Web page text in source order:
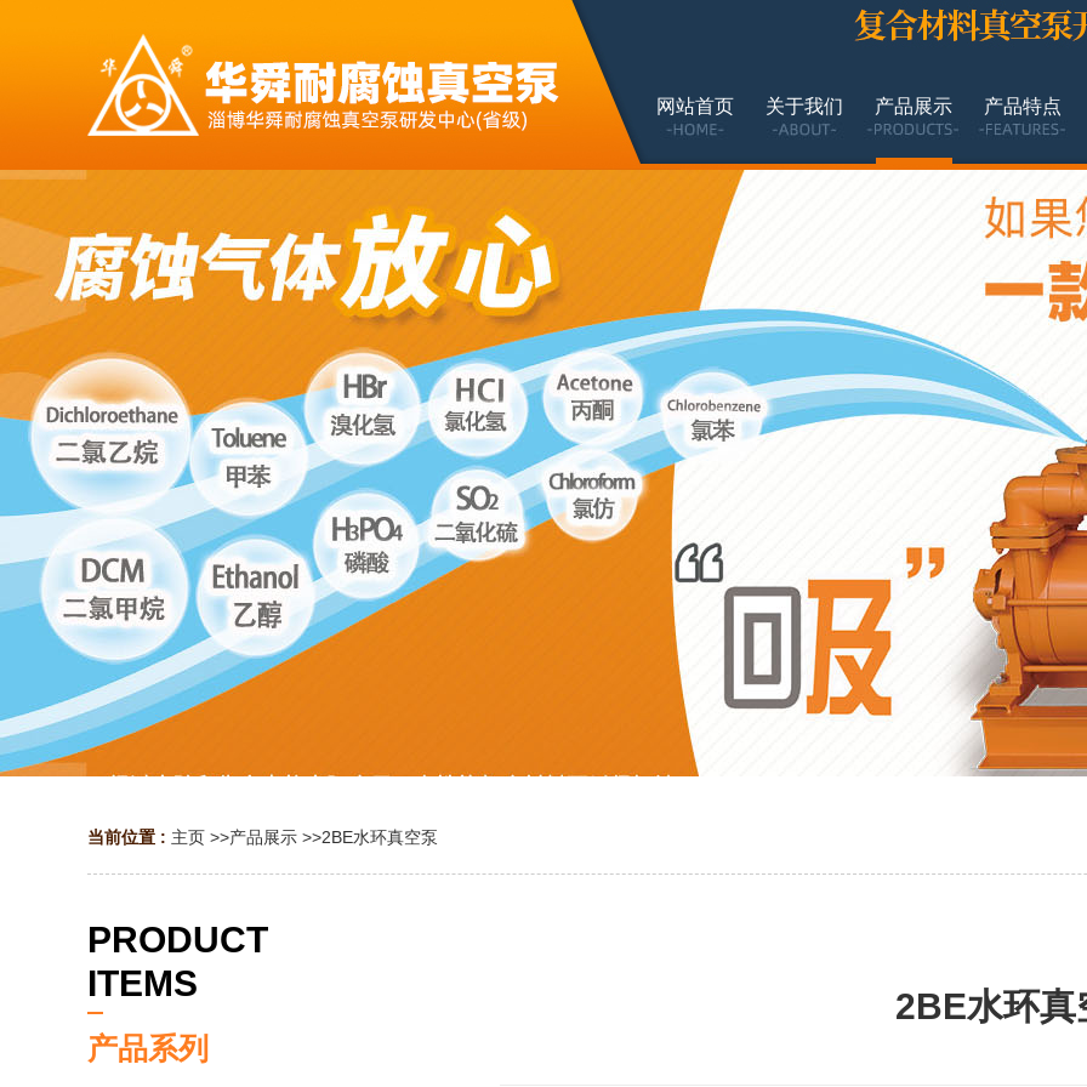
网站首页 关于我们 产品展示 产品特点
当前位置 : 主页 >>产品展示 >>2BE水环真空泵
PRODUCT
ITEMS
产品系列
2BE水环真